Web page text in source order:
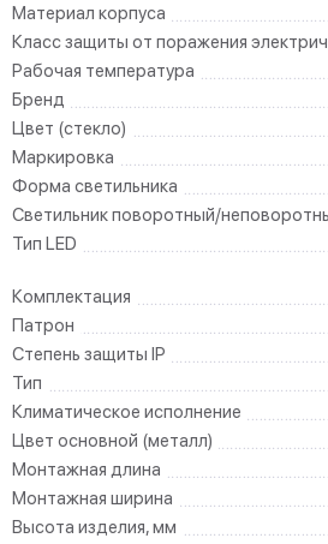
Материал корпуса
Класс защиты от поражения
Рабочая температура
Бренд
Цвет (стекло)
Маркировка
Форма светильника
Светильник поворотный/
Тип LED
Комплектация
Патрон
Степень защиты IP
Тип
Климатическое исполнение
Цвет основной (металл)
Монтажная длина
Монтажная ширина
Высота изделия, мм